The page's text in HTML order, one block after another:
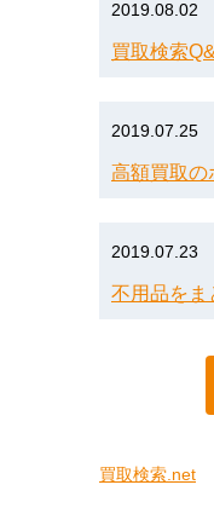
2019.08.02
買取検索
2019.07.25
高額買取の
2019.07.23
不用品をま
買取検索.net